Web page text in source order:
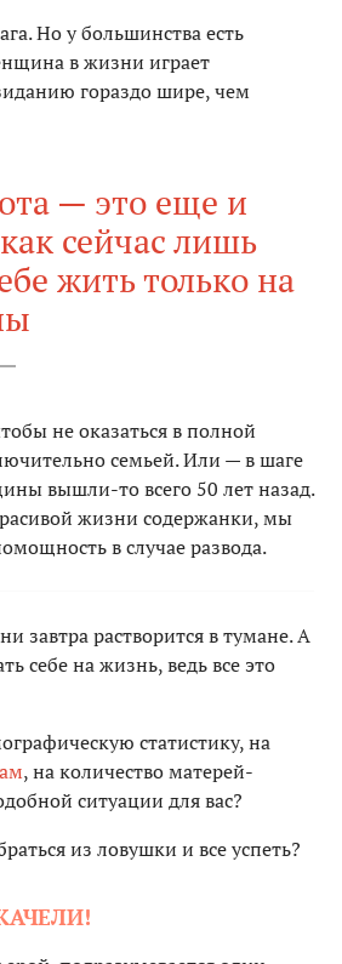
Но у большинства есть
в жизни играет
гораздо шире, чем
— это еще и
сейчас лишь
жить только на
не оказаться в полной
семьей. Или — в шаге
вышли-то всего 50 лет назад.
жизни содержанки, мы
в случае развода.
завтра растворится в тумане. А
себе на жизнь, ведь все это
статистику, на
, на количество матерей-
ситуации для вас?
из ловушки и все успеть?